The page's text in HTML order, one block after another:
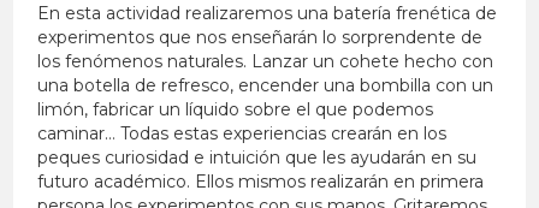
En esta actividad realizaremos una batería frenética de
experimentos que nos enseñarán lo sorprendente de
los fenómenos naturales. Lanzar un cohete hecho con
una botella de refresco, encender una bombilla con un
limón, fabricar un líquido sobre el que podemos
caminar… Todas estas experiencias crearán en los
peques curiosidad e intuición que les ayudarán en su
futuro académico. Ellos mismos realizarán en primera